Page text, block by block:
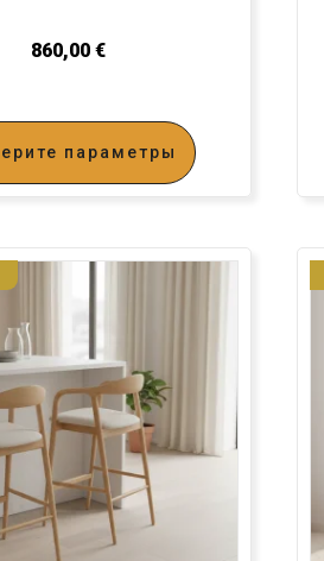
860,00€
параметры